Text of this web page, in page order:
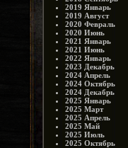
2019 Январь
2019 Август
2020 Февраль
2020 Июнь
2021 Январь
2021 Июнь
2022 Январь
2023 Декабрь
2024 Апрель
2024 Октябрь
2024 Декабрь
2025 Январь
2025 Март
2025 Апрель
2025 Май
2025 Июль
2025 Октябрь